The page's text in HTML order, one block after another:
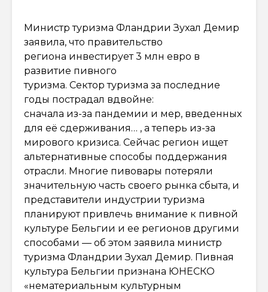
Министр туризма Фландрии Зухал Демир
заявила, что правительство
региона инвестирует 3 млн евро в
развитие пивного
туризма. Сектор туризма за последние
годы пострадал вдвойне:
сначала из-за пандемии и мер, введенных
для её сдерживания… , а теперь из-за
мирового кризиса. Сейчас регион ищет
альтернативные способы поддержания
отрасли. Многие пивовары потеряли
значительную часть своего рынка сбыта, и
представители индустрии туризма
планируют привлечь внимание к пивной
культуре Бельгии и ее регионов другими
способами — об этом заявила министр
туризма Фландрии Зухал Демир. Пивная
культура Бельгии признана ЮНЕСКО
«нематериальным культурным